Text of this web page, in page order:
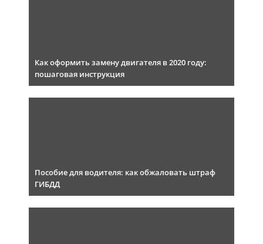
Как оформить замену двигателя в 2020 году:
пошаговая инструкция
Пособие для водителя: как обжаловать штраф
ГИБДД